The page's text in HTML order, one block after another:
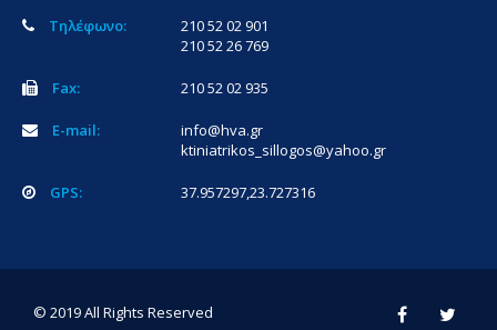
Τηλέφωνο:
210 52 02 901
210 52 26 769
Fax: 210 52 02 935
E-mail:
info@hva.gr
ktiniatrikos_sillogos@yahoo.gr
GPS: 37.957297,23.727316
© 2019 All Rights Reserved